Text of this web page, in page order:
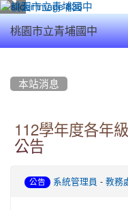
桃園市立青埔國中
本站消息
112學年度各年
公告
公告 系統管理員 - 教務